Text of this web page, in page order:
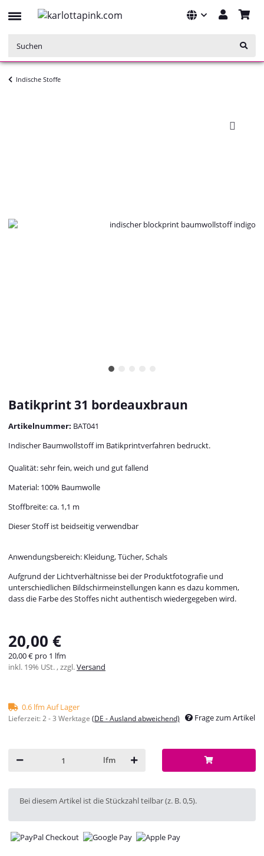
Indische Stoffe
Batikprint 31 bordeauxbraun
Artikelnummer: BAT041
Indischer Baumwollstoff im Batikprintverfahren bedruckt.
Qualität: sehr fein, weich und gut fallend
Material: 100% Baumwolle
Stoffbreite: ca. 1,1 m
Dieser Stoff ist beidseitig verwendbar
Anwendungsbereich: Kleidung, Tücher, Schals
Aufgrund der Lichtverhältnisse bei der Produktfotografie und
unterschiedlichen Bildschirmeinstellungen kann es dazu kommen,
dass die Farbe des Stoffes nicht authentisch wiedergegeben wird.
20,00 €
20,00 € pro 1 lfm
inkl. 19% USt. , zzgl.Versand
0.6 lfm Auf Lager
Lieferzeit:2 - 3 Werktage (DE - Ausland abweichend) Frage zum Artikel
lfm
x
Bei diesem Artikel ist die Stückzahl teilbar (z. B. 0,5).